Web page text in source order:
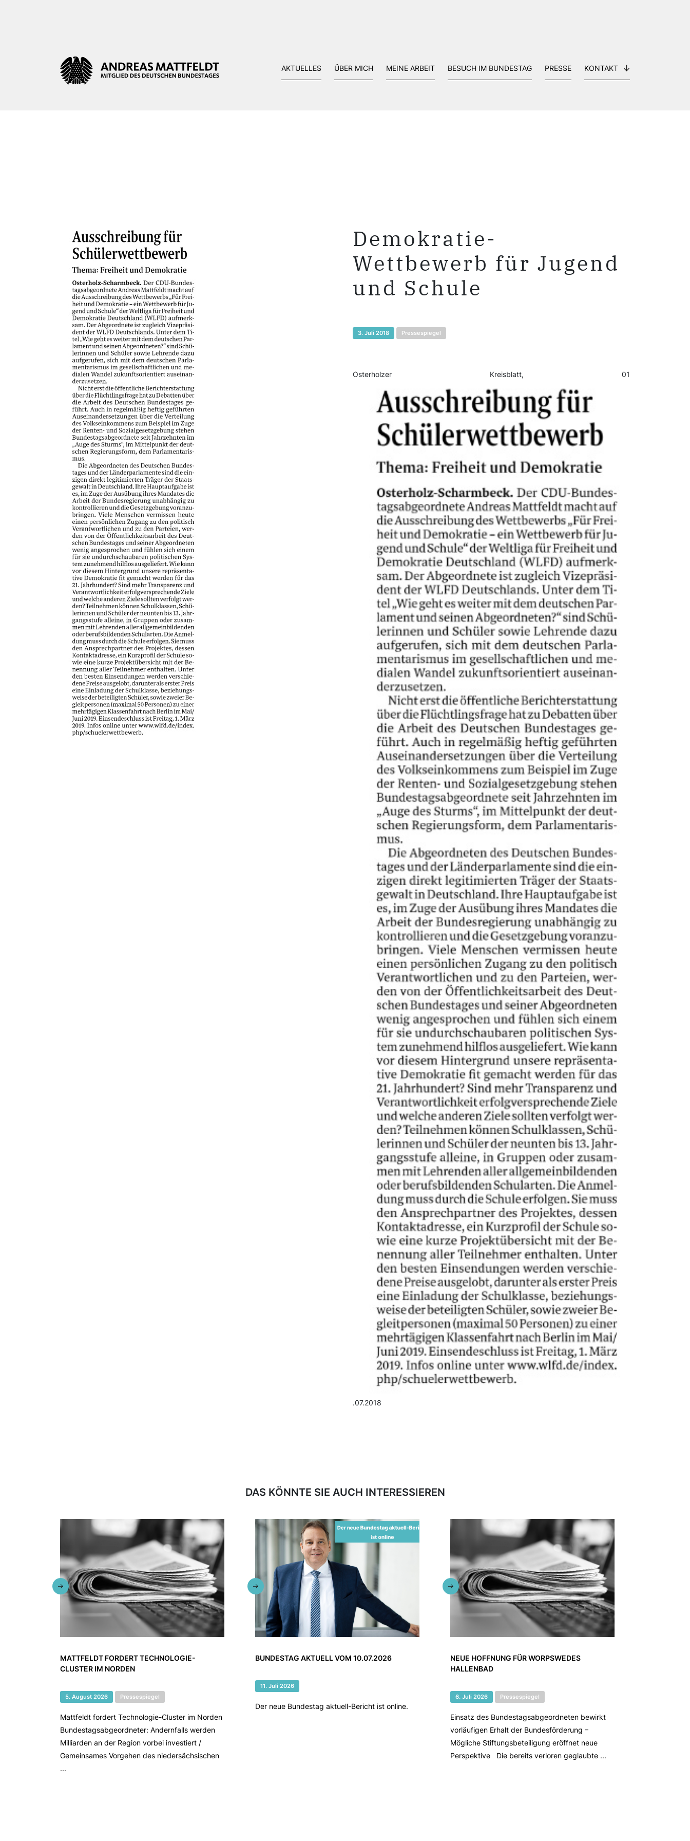
AKTUELLES ÜBER MICH MEINE ARBEIT BESUCH IM BUNDESTAG PRESSE KONTAKT
Demokratie-
Wettbewerb für Jugend
und Schule
3. Juli 2018 Pressespiegel
Osterholzer Kreisblatt, 01
.07.2018
DAS KÖNNTE SIE AUCH INTERESSIEREN
MATTFELDT FORDERT TECHNOLOGIE-
CLUSTER IM NORDEN
5. August 2026 Pressespiegel
Mattfeldt fordert Technologie-Cluster im Norden
Bundestagsabgeordneter: Andernfalls werden
Milliarden an der Region vorbei investiert /
Gemeinsames Vorgehen des niedersächsischen
...
BUNDESTAG AKTUELL VOM 10.07.2026
11. Juli 2026
Der neue Bundestag aktuell-Bericht ist online.
NEUE HOFFNUNG FÜR WORPSWEDES
HALLENBAD
6. Juli 2026 Pressespiegel
Einsatz des Bundestagsabgeordneten bewirkt
vorläufigen Erhalt der Bundesförderung –
Mögliche Stiftungsbeteiligung eröffnet neue
Perspektive Die bereits verloren geglaubte ...